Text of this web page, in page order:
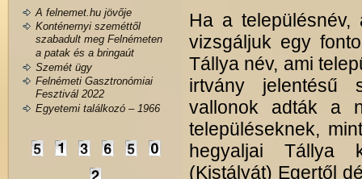
A felnemet.hu jövője
Konténernyi szeméttől
szabadult meg Felnémeten
a patak és a bringaút
Szemét ügy
Felnémeti Gasztronómiai
Fesztivál 2022
Egyetemi találkozó – 1966
Ha a
vizsgáljuk egy
Tállya név, ami
irtvány jelentésű
vallonok adták a
településeknek,
hegyaljai Tállya
(Kistályát) Egertől